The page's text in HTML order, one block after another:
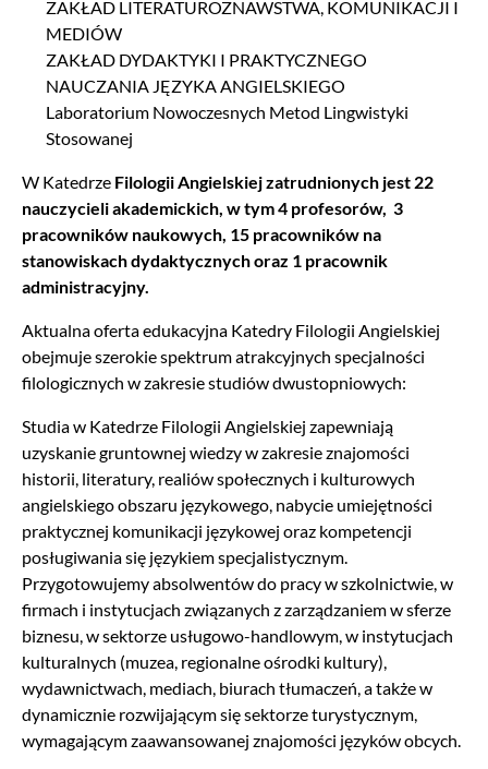
ZAKŁAD LITERATUROZNAWSTWA, KOMUNIKACJI I
MEDIÓW
ZAKŁAD DYDAKTYKI I PRAKTYCZNEGO
NAUCZANIA JĘZYKA ANGIELSKIEGO
Laboratorium Nowoczesnych Metod Lingwistyki
Stosowanej
W Katedrze Filologii Angielskiej zatrudnionych jest 22
nauczycieli akademickich, w tym 4 profesorów, 3
pracowników naukowych, 15 pracowników na
stanowiskach dydaktycznych oraz 1 pracownik
administracyjny.
Aktualna oferta edukacyjna Katedry Filologii Angielskiej
obejmuje szerokie spektrum atrakcyjnych specjalności
filologicznych w zakresie studiów dwustopniowych:
Studia w Katedrze Filologii Angielskiej zapewniają
uzyskanie gruntownej wiedzy w zakresie znajomości
historii, literatury, realiów społecznych i kulturowych
angielskiego obszaru językowego, nabycie umiejętności
praktycznej komunikacji językowej oraz kompetencji
posługiwania się językiem specjalistycznym.
Przygotowujemy absolwentów do pracy w szkolnictwie, w
firmach i instytucjach związanych z zarządzaniem w sferze
biznesu, w sektorze usługowo-handlowym, w instytucjach
kulturalnych (muzea, regionalne ośrodki kultury),
wydawnictwach, mediach, biurach tłumaczeń, a także w
dynamicznie rozwijającym się sektorze turystycznym,
wymagającym zaawansowanej znajomości języków obcych.